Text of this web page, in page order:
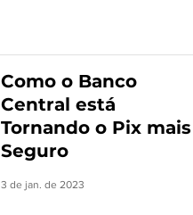
Como o Banco
Central está
Tornando o Pix mais
Seguro
3 de jan. de 2023